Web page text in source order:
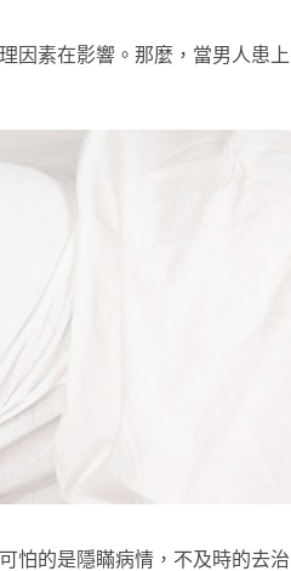
因素在影響。那麼，當男人患上
怕的是隱瞞病情，不及時的去治